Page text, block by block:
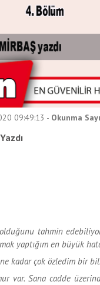
09:49:13 - Okunma
tahmin
yaptığım en büyük
kadar çok özledim bir
var. Sana cadde